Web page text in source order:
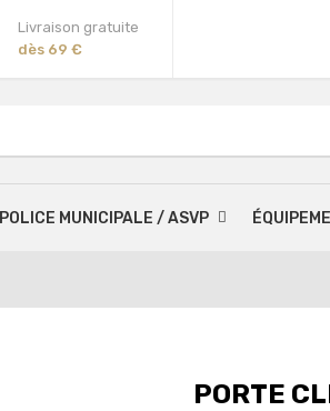
Livraison gratuite
dès 69 €
POLICE MUNICIPALE / ASVP
PORTE